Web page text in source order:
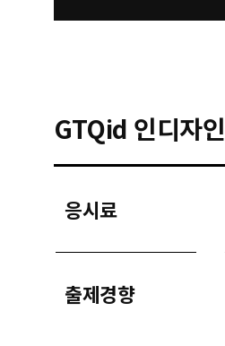
GTQid 인디자인
응시료
출제경향